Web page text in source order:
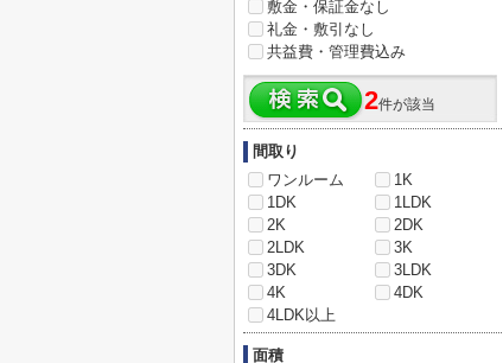
敷金・保証金なし
礼金・敷引なし
共益費・管理費込み
2件が該当
間取り
ワンルーム
1K
1DK
1LDK
2K
2DK
2LDK
3K
3DK
3LDK
4K
4DK
4LDK以上
面積